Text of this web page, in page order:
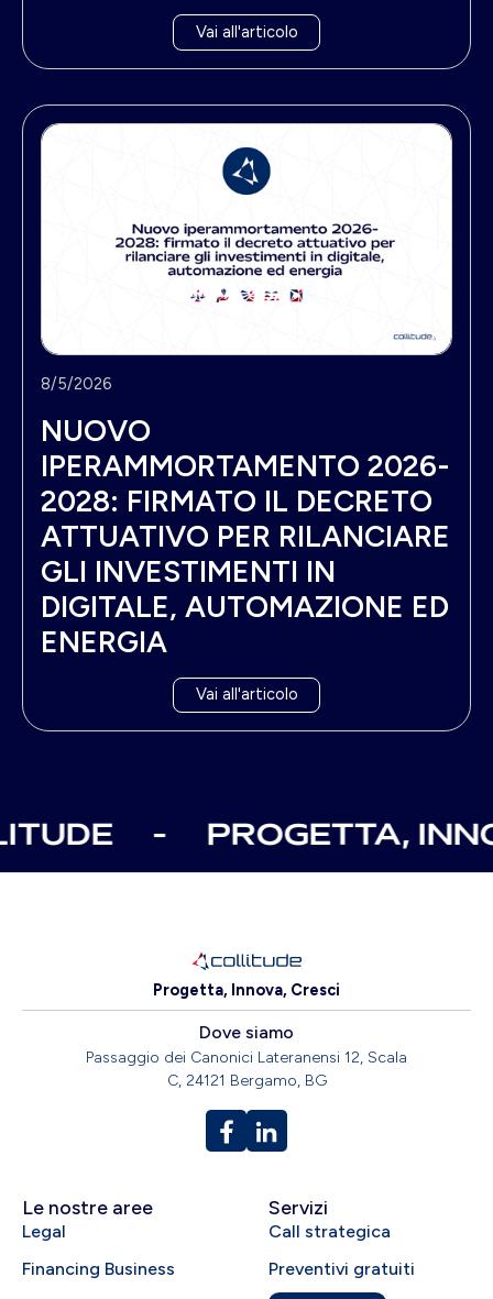
Vai all'articolo
8/5/2026
NUOVO
IPERAMMORTAMENTO 2026-
2028: FIRMATO IL DECRETO
ATTUATIVO PER RILANCIARE
GLI INVESTIMENTI IN
DIGITALE, AUTOMAZIONE ED
ENERGIA
Vai all'articolo
PROGETTA,
Progetta, Innova, Cresci
Dove siamo
Passaggio dei Canonici Lateranensi 12, Scala
C, 24121 Bergamo, BG
Le nostre aree
Legal
Financing Business
Servizi
Call strategica
Preventivi gratuiti